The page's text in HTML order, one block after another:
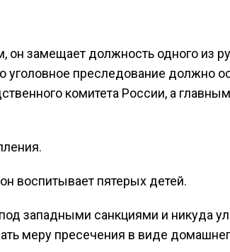
замещает должность одного из
уголовное преследование должно
комитета России, а
воспитывает пятерых детей.
западными санкциями и никуда
меру пресечения в виде